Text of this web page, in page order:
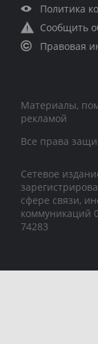
Политика
Сообщить
Правовая
Материалы,
рекламой
Все права
Сетевое
сфере связи,
коммуникаций
74283